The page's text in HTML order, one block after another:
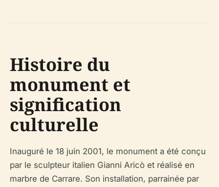
Histoire du
monument et
signification
culturelle
Inauguré le 18 juin 2001, le monument a été conçu
par le sculpteur italien Gianni Aricò et réalisé en
marbre de Carrare. Son installation, parrainée par